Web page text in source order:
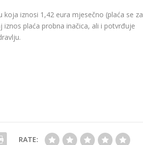
iznosi 1,42 eura mjesečno (plaća se za
plaća probna inačica, ali i potvrđuje
RATE: